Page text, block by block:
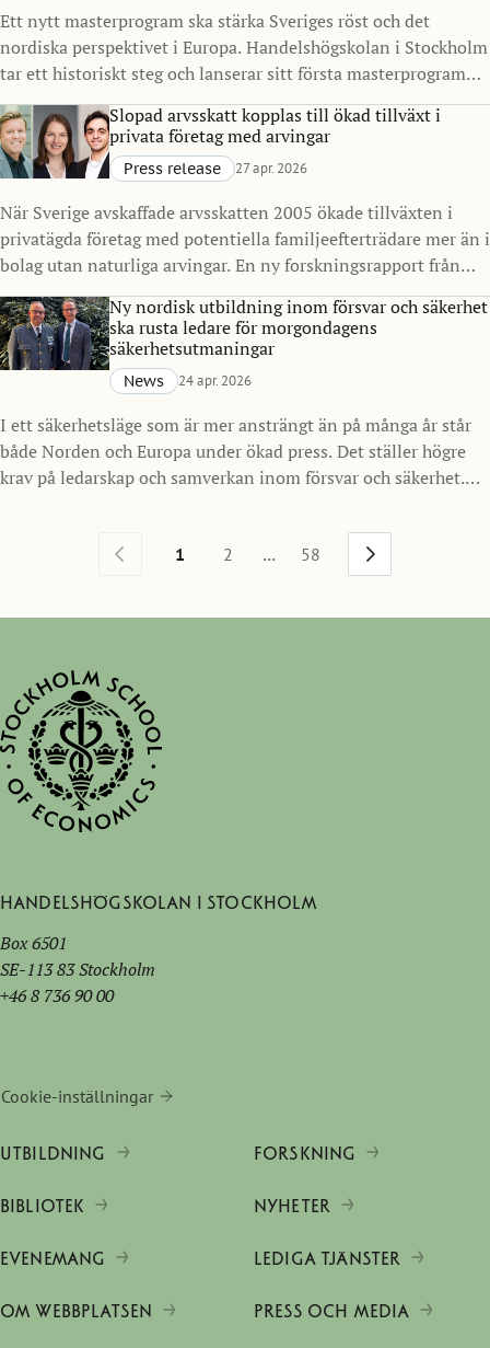
Ett nytt masterprogram ska stärka Sveriges röst och det
nordiska perspektivet i Europa. Handelshögskolan i Stockholm
tar ett historiskt steg och lanserar sitt första masterprogram
inriktat på offentlig sektor och policy. Master in Public Policy
(MPP), med start 2027, ska utbilda nästa generation
beslutsfattare för att möta komplexa samhällsutmaningar, i
Sverige och internationellt.
Slopad arvsskatt kopplas till ökad tillväxt i
privata företag med arvingar
Press release 27 apr. 2026
När Sverige avskaffade arvsskatten 2005 ökade tillväxten i
privatägda företag med potentiella familjeefterträdare mer än i
bolag utan naturliga arvingar. En ny forskningsrapport från
Handelshögskolan i Stockholm visar också ökade investeringar
och skatteintäkter.Ny nordisk utbildning inom försvar och säkerhet
ska rusta ledare för morgondagens
säkerhetsutmaningar
News 24 apr. 2026
I ett säkerhetsläge som är mer ansträngt än på många år står
både Norden och Europa under ökad press. Det ställer högre
krav på ledarskap och samverkan inom försvar och säkerhet.
ett nytt samarbete med Försvarsmakten och lanserar SSE
Nordic Defense MBA, ett program för framtidens ledare inom
försvarssektorn i Norden med start hösten 2026.
1 2 ... 58
Handelshögskolan i Stockholm
Box 6501
SE-113 83 Stockholm
+46 8 736 90 00
Cookie-inställningar
UTBILDNING FORSKNING
BIBLIOTEK NYHETER
EVENEMANG LEDIGA TJÄNSTER
OM WEBBPLATSEN PRESS OCH MEDIA